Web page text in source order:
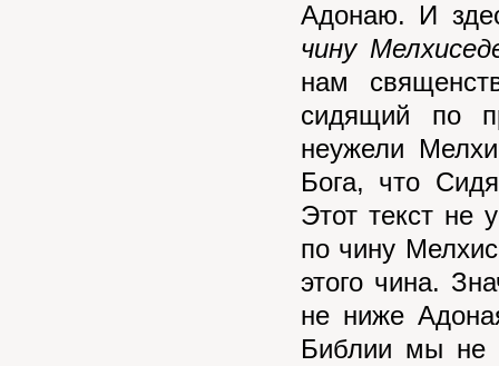
Адонаю. И
чину
нам
сидящий по
неужели
Бога, что
Этот текст не
по чину
этого чина.
не ниже
Библии мы не